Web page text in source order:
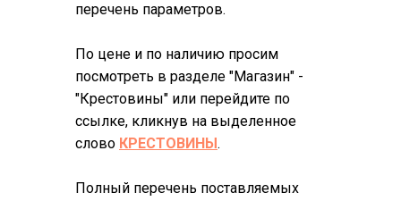
перечень параметров.
По цене и по наличию просим
посмотреть в разделе "Магазин" -
"Крестовины" или перейдите по
ссылке, кликнув на выделенное
слово КРЕСТОВИНЫ.
Полный перечень поставляемых